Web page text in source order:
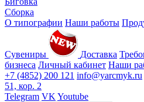
Сборка
О типографии Наши работы
Сувениры Доставка
бизнеса Личный кабинет Наши
+7 (4852) 200 121 info@yarcmyk.ru
51, кор. 2
Telegram VK Youtube